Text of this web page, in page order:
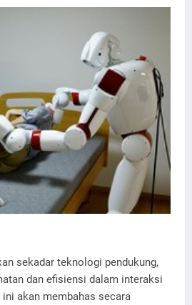
sekadar teknologi pendukung,
dan efisiensi dalam interaksi
akan membahas secara